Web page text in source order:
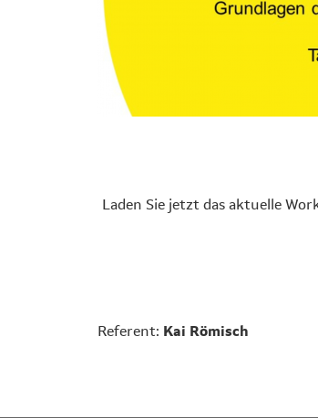
Laden Sie jetzt das aktuelle
Referent: Kai Römisch